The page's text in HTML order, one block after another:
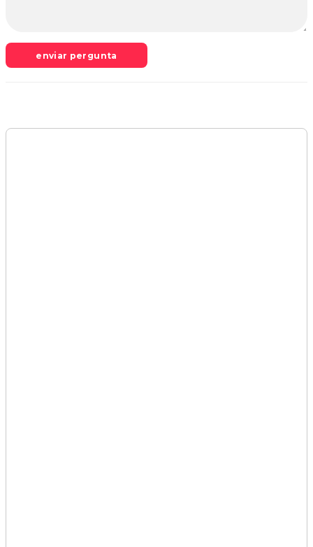
enviar pergunta